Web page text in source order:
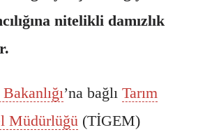
nitelikli damızlık
’na bağlı Tarım
Müdürlüğü (TİGEM)